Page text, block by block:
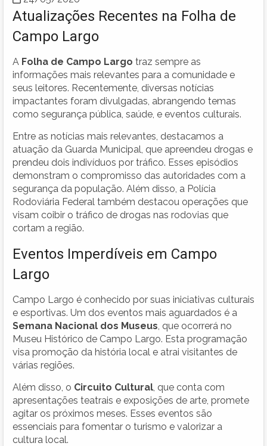
Atualizações Recentes na Folha de
Campo Largo
A Folha de Campo Largo traz sempre as
informações mais relevantes para a comunidade e
seus leitores. Recentemente, diversas notícias
impactantes foram divulgadas, abrangendo temas
como segurança pública, saúde, e eventos culturais.
Entre as notícias mais relevantes, destacamos a
atuação da Guarda Municipal, que apreendeu drogas e
prendeu dois indivíduos por tráfico. Esses episódios
demonstram o compromisso das autoridades com a
segurança da população. Além disso, a Polícia
Rodoviária Federal também destacou operações que
visam coibir o tráfico de drogas nas rodovias que
cortam a região.
Eventos Imperdíveis em Campo
Largo
Campo Largo é conhecido por suas iniciativas culturais
e esportivas. Um dos eventos mais aguardados é a
Semana Nacional dos Museus , que ocorrerá no
Museu Histórico de Campo Largo. Esta programação
visa promoção da história local e atrai visitantes de
várias regiões.
Além disso, o Circuito Cultural , que conta com
apresentações teatrais e exposições de arte, promete
agitar os próximos meses. Esses eventos são
essenciais para fomentar o turismo e valorizar a
cultura local.